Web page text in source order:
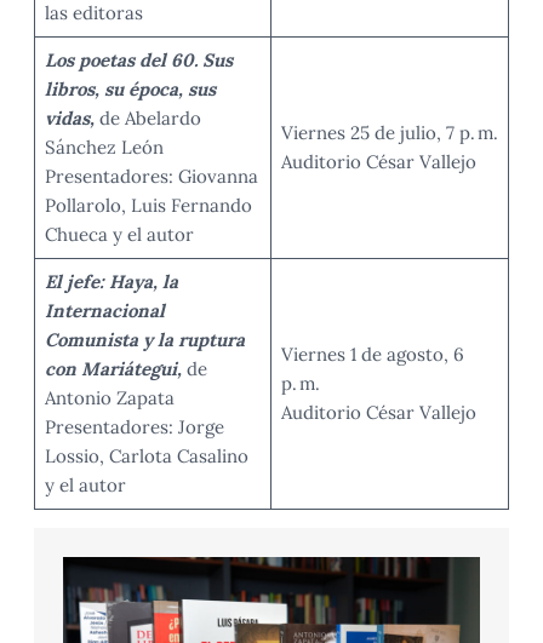
las editoras
Los poetas del 60. Sus
libros, su época, sus
vidas,de Abelardo
Sánchez León
Presentadores: Giovanna
Pollarolo, Luis Fernando
Chueca y el autor
Viernes 25 de julio, 7 p. m.
Auditorio César Vallejo
El jefe: Haya, la
Internacional
Comunista y la ruptura
con Mariátegui,de
Antonio Zapata
Presentadores: Jorge
Lossio, Carlota Casalino
y el autor
Viernes 1 de agosto, 6
p. m.
Auditorio César Vallejo